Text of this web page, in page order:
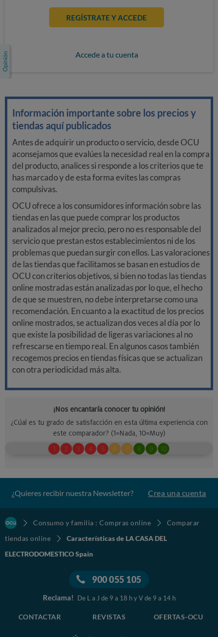
REGÍSTRATE Y ACCEDE
Accede a tu cuenta
Información importante sobre los precios y
tiendas aquí publicados
Antes de adquirir un producto o servicio, desde OCU
aconsejamos que evalúes la necesidad real en la compra
del producto, analices si responde a los criterios que te
has marcado y de esta forma evites las compras
compulsivas.
OCU ofrece a los consumidores información sobre las
tiendas en las que puede comprar los productos
analizados al mejor precio, pero no es responsable del
servicio que prestan estos establecimientos ni de los
problemas que puedan surgir con ellos. Las valoraciones
de las tiendas que facilitamos se basan en estudios de
OCU con criterios objetivos, si bien no todas las tiendas
online mostradas están analizadas por lo que, el hecho
de que se muestren, no debe interpretarse como una
recomendación. En cuanto a la exactitud de los precios
online mostrados, se actualizan dos veces al día por lo
que existe la posibilidad de ligeras variaciones al no
refrescarse en tiempo real. En algunos casos también
recogemos precios en tiendas físicas que se actualizan
con otra periodicidad más alta.
¿Quieres recibir nuestra Newsletter? Crea una cuenta
Consumo y familia : Compras online
Comparar
tiendas online
Características de LA CASA DEL
ELECTRODOMESTICO Spain
900 055 105
Reclama! De L a J de 9 a 18 h y V de 9 a 14 h
CONTACTAR REVISTAS OFERTAS-OCU